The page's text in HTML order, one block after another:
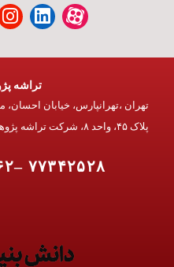
تراشه
تهران ،تهرانپارس، خیابان احسان،
پلاک ۴۵، واحد ۸، شرکت تراشه پژوهان آریان.
۷۷۳۴۲۵۲۸ –۷۶۷۹۴۶۶۲ (۰۲۱)